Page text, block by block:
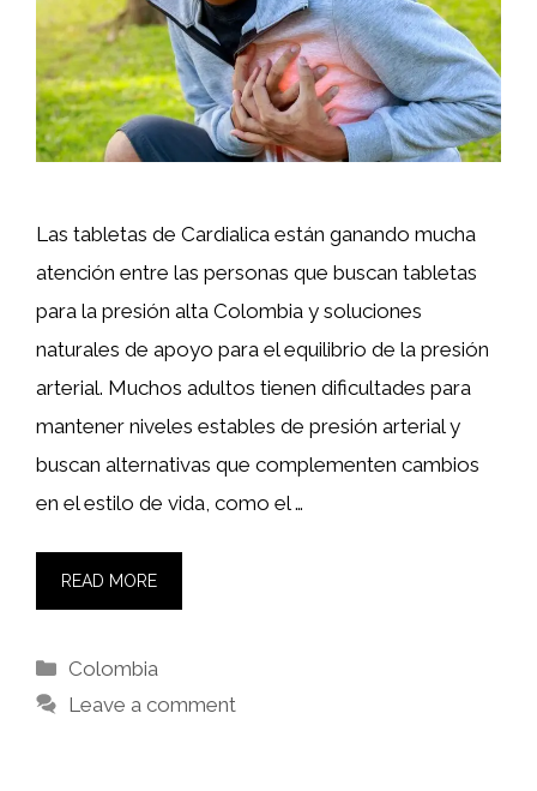
Las tabletas de Cardialica están ganando mucha
atención entre las personas que buscan tabletas
para la presión alta Colombia y soluciones
naturales de apoyo para el equilibrio de la presión
arterial. Muchos adultos tienen dificultades para
mantener niveles estables de presión arterial y
buscan alternativas que complementen cambios
en el estilo de vida, como el …
READ MORE
Categories
Colombia
Leave a comment